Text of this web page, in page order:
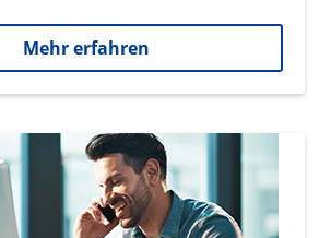
Mehr erfahren